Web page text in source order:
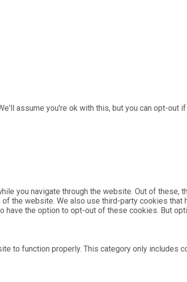
assume you're ok with this, but you can opt-out
you navigate through the website. Out of
the website. We also use third-party cookies that
have the option to opt-out of these cookies. But
to function properly. This category only